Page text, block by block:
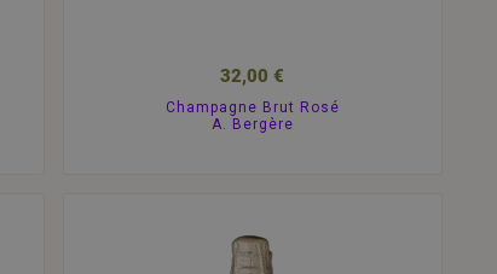
32,00 €
Champagne Brut Rosé
A. Bergère